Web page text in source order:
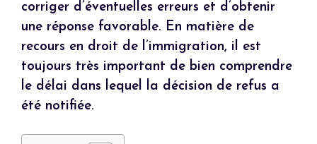
corriger d’éventuelles erreurs et d’obtenir
une réponse favorable. En matière de
recours en droit de l’immigration, il est
toujours très important de bien comprendre
le délai dans lequel la décision de refus a
été notifiée.